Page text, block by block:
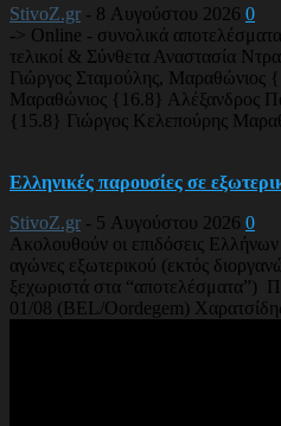
StivoZ.gr - 8 Αυγούστου 2026 0
-> Online - συνολικά
τελικοί & Σύνθετα Αναστασία
Γιώργος Σταμούλης, Μαραθώνιος
Μαραθώνιος {16.8} Αλέξανδρος
{15.8} Γιώργος Κελεπούρης
Ελληνικές παρουσίες σε
StivoZ.gr - 5 Αυγούστου 2026 0
Ακολουθούν οι επιδόσεις
αγώνες εξωτερικού (εκτός
ξεχωριστά στα “αποτελέσματα”)
01/08 (BEL/Oordegem)